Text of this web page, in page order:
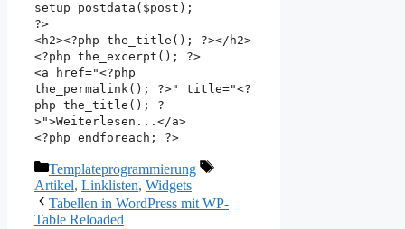
setup_postdata($post);
?>
<h2><?php the_title(); ?></h2>
<?php the_excerpt(); ?>
<a href="<?php
the_permalink(); ?>" title="<?
php the_title(); ?
>">Weiterlesen...</a>
<?php endforeach; ?>
Kategorien
Templateprogrammierung
Schlagwörter
Artikel, Linklisten, Widgets
Tabellen in WordPress mit WP-
Table Reloaded